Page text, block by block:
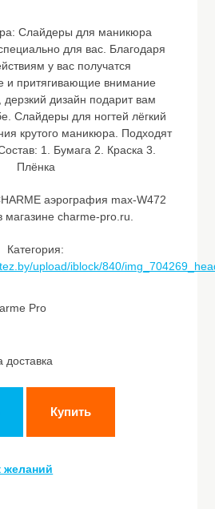
Слайдеры для маникюра
для вас. Благодаря
у вас получатся
и притягивающие внимание
дизайн подарит вам
Слайдеры для ногтей лёгкий
крутого маникюра. Подходят
1. Бумага 2. Краска 3.
Плёнка
аэрография max-W472
магазине charme-pro.ru.
Категория:
upload/iblock/840/
Pro
доставка
Купить
желаний